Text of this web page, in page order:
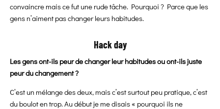
convaincre mais ce fut une rude tâche. Pourquoi ? Parce que les
gens n’aiment pas changer leurs habitudes.
Hack day
Les gens ont-ils peur de changer leur habitudes ou ont-ils juste
peur du changement ?
C’est un mélange des deux, mais c’est surtout peu pratique, c’est
du boulot en trop. Au début je me disais « pourquoi ils ne